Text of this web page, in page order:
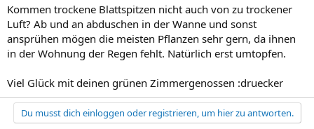
Kommen trockene Blattspitzen nicht auch von zu trockener
Luft? Ab und an abduschen in der Wanne und sonst
ansprühen mögen die meisten Pflanzen sehr gern, da ihnen
in der Wohnung der Regen fehlt. Natürlich erst umtopfen.
Viel Glück mit deinen grünen Zimmergenossen :druecker
Du musst dich einloggen oder registrieren, um hier zu antworten.